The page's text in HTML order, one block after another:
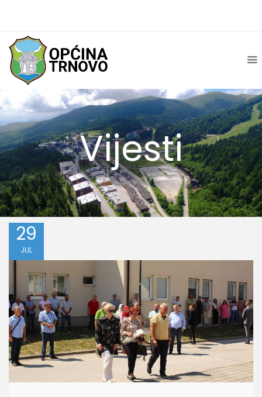
Vijesti
29
JUL